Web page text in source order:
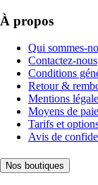
À propos
Qui sommes-
Contactez-nous
Conditions
Retour &
Mentions
Moyens de
Tarifs et
Avis de
Nos boutiques